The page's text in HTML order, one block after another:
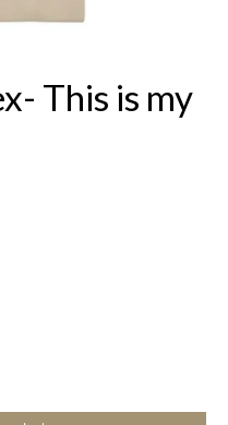
This is my
is